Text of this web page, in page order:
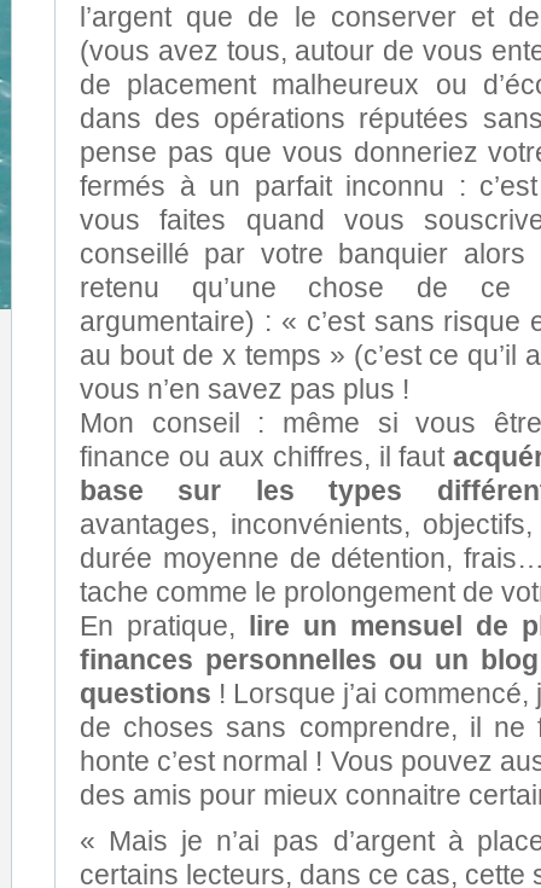
l’argent que de le conserver et
(vous avez tous, autour de vous
de placement malheureux ou
dans des opérations réputées
pense pas que vous donneriez
fermés à un parfait inconnu :
vous faites quand vous
conseillé par votre banquier alors
retenu qu’une chose de ce
argumentaire) : « c’est sans risque
au bout de x temps » (c’est ce qu’il
vous n’en savez pas plus !
Mon conseil : même si vous
finance ou aux chiffres, il faut
base sur les types
avantages, inconvénients,
durée moyenne de détention,
tache comme le prolongement de
En pratique,
lire un mensuel de
finances personnelles ou un
questions ! Lorsque j’ai
de choses sans comprendre, il ne
honte c’est normal ! Vous pouvez
des amis pour mieux connaitre
« Mais je n’ai pas d’argent à
certains lecteurs, dans ce cas, cette